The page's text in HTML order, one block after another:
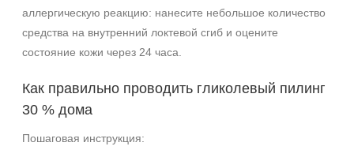
аллергическую реакцию: нанесите небольшое количество
средства на внутренний локтевой сгиб и оцените
состояние кожи через 24 часа.
Как правильно проводить гликолевый пилинг
30 % дома
Пошаговая инструкция: